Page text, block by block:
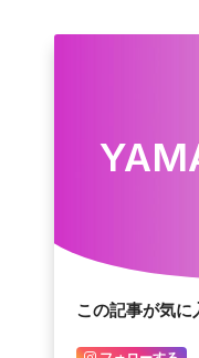
この記事が気に